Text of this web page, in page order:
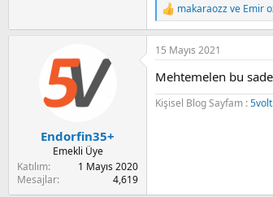
R
e
a
c
i
o
n
makaraozzve Emir
Endorfin35+
Emekli Üye
Katılım
1 Mayıs 2020
Mesajlar
4,619
15 Mayıs 2021
Mehtemelen bu
Kişisel Blog Sayfam :